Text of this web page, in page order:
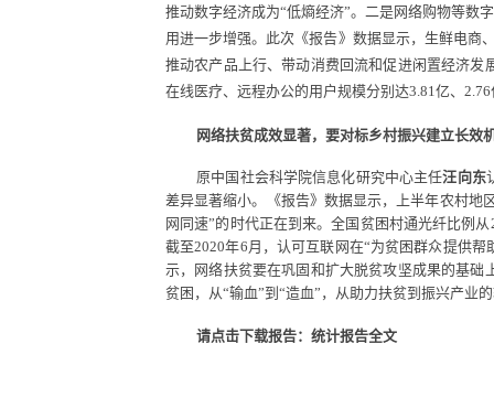
推动数字经济成为“低熵经济”。二是网络购物等数
用进一步增强。此次《报告》数据显示，生鲜电商
推动农产品上行、带动消费回流和促进闲置经济
在线医疗、远程办公的用户规模分别达3.81亿、 2.76
网络扶贫成效显著，要对标乡村振兴建立长效
原中国社会科学院信息化研究中心主任汪向东
差异显著缩小。《报告》 数据显示，上半年农村地
网同速”的时代正在到来。全国贫困村通光纤比例从
截至2020年6月，认可互联网在“为贫困群众提供帮
示，网络扶贫要在巩固和扩大脱贫攻坚成果的基
贫困，从“输血”到“造血”，从助力扶贫到振兴产业
请点击下载报告：统计报告全文